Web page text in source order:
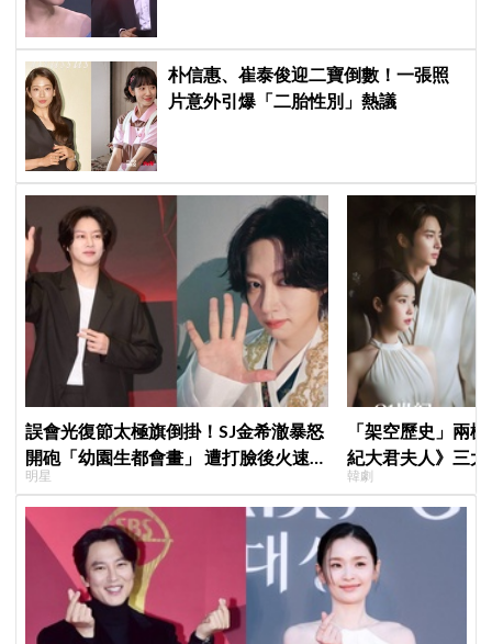
朴信惠、崔泰俊迎二寶倒數！一張照
片意外引爆「二胎性別」熱議
誤會光復節太極旗倒掛！SJ金希澈暴怒
開砲「幼園生都會畫」 遭打臉後火速道
歉：是我蠢
明星
「架空歷史」兩
紀大君夫人》三
觀、女性敘事全
頭》諷刺到位
韓劇